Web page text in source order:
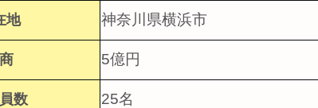
地 神奈川県横浜市
5億円
数 25名